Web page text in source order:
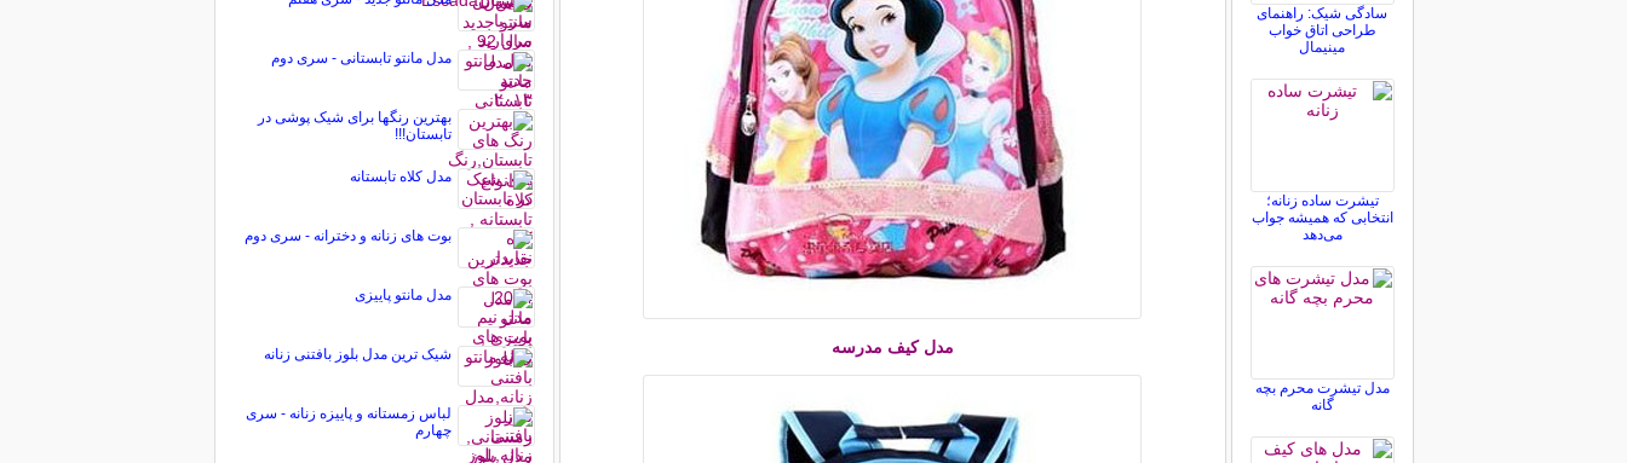
مدل کیف مدرسه
سادگی شیک: راهنمای
طراحی اتاق خواب
مینیمال
تیشرت ساده زنانه؛
انتخابی که همیشه جواب
می‌دهد
مدل تیشرت محرم بچه
گانه
مدل مانتو تابستانی - سری دوم
بهترین رنگها برای شیک پوشی در
تابستان!!!
مدل کلاه تابستانه
بوت های زنانه و دخترانه - سری دوم
مدل مانتو پاییزی
شیک ترین مدل بلوز بافتنی زنانه
لباس زمستانه و پاییزه زنانه - سری
چهارم